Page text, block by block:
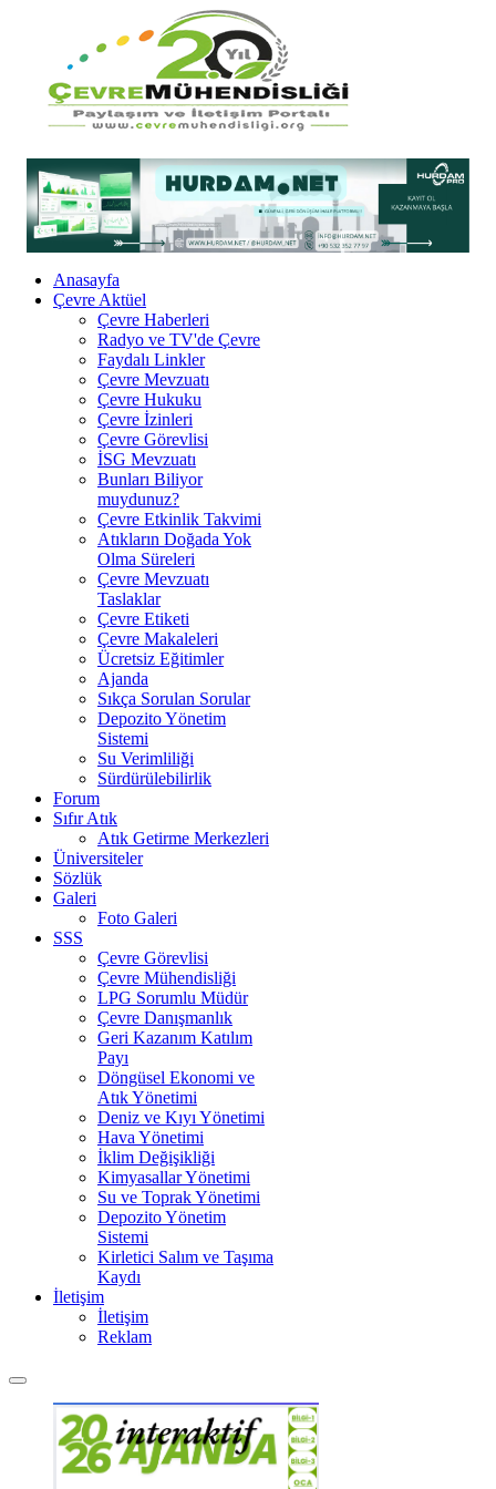
Anasayfa
Çevre Aktüel
Çevre Haberleri
Radyo ve TV'de Çevre
Faydalı Linkler
Çevre Mevzuatı
Çevre Hukuku
Çevre İzinleri
Çevre Görevlisi
İSG Mevzuatı
Bunları Biliyor
muydunuz?
Çevre Etkinlik Takvimi
Atıkların Doğada Yok
Olma Süreleri
Çevre Mevzuatı
Taslaklar
Çevre Etiketi
Çevre Makaleleri
Ücretsiz Eğitimler
Ajanda
Sıkça Sorulan Sorular
Depozito Yönetim
Sistemi
Su Verimliliği
Sürdürülebilirlik
Forum
Sıfır Atık
Atık Getirme Merkezleri
Üniversiteler
Sözlük
Galeri
Foto Galeri
SSS
Çevre Görevlisi
Çevre Mühendisliği
LPG Sorumlu Müdür
Çevre Danışmanlık
Geri Kazanım Katılım
Payı
Döngüsel Ekonomi ve
Atık Yönetimi
Deniz ve Kıyı Yönetimi
Hava Yönetimi
İklim Değişikliği
Kimyasallar Yönetimi
Su ve Toprak Yönetimi
Depozito Yönetim
Sistemi
Kirletici Salım ve Taşıma
Kaydı
İletişim
İletişim
Reklam